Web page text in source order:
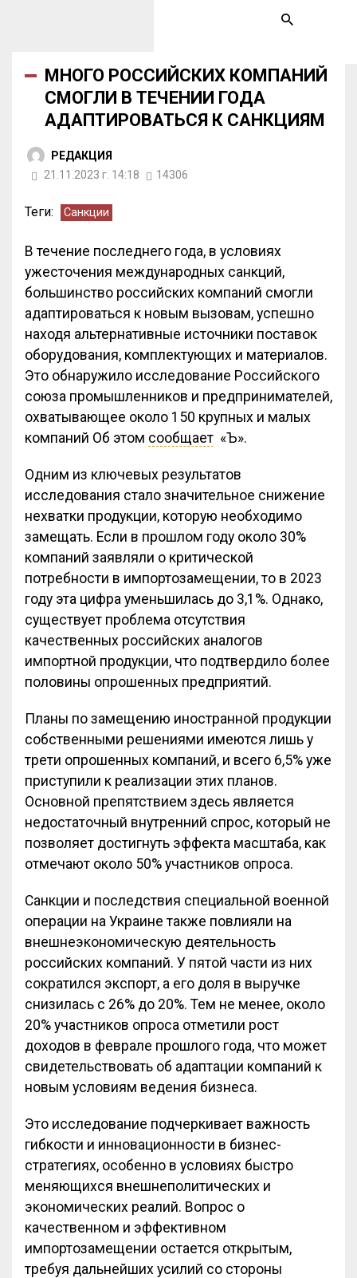
МНОГО РОССИЙСКИХ КОМПАНИЙ
СМОГЛИ В ТЕЧЕНИИ ГОДА
АДАПТИРОВАТЬСЯ К САНКЦИЯМ
РЕДАКЦИЯ
21.11.2023 г. 14:18
14306
Теги: Санкции
В течение последнего года, в условиях
ужесточения международных санкций,
большинство российских компаний смогли
адаптироваться к новым вызовам, успешно
находя альтернативные источники поставок
оборудования, комплектующих и материалов.
Это обнаружило исследование Российского
союза промышленников и предпринимателей,
охватывающее около 150 крупных и малых
компаний Об этом сообщает «Ъ».
Одним из ключевых результатов
исследования стало значительное снижение
нехватки продукции, которую необходимо
замещать. Если в прошлом году около 30%
компаний заявляли о критической
потребности в импортозамещении, то в 2023
году эта цифра уменьшилась до 3,1%. Однако,
существует проблема отсутствия
качественных российских аналогов
импортной продукции, что подтвердило более
половины опрошенных предприятий.
Планы по замещению иностранной продукции
собственными решениями имеются лишь у
трети опрошенных компаний, и всего 6,5% уже
приступили к реализации этих планов.
Основной препятствием здесь является
недостаточный внутренний спрос, который не
позволяет достигнуть эффекта масштаба, как
отмечают около 50% участников опроса.
Санкции и последствия специальной военной
операции на Украине также повлияли на
внешнеэкономическую деятельность
российских компаний. У пятой части из них
сократился экспорт, а его доля в выручке
снизилась с 26% до 20%. Тем не менее, около
20% участников опроса отметили рост
доходов в феврале прошлого года, что может
свидетельствовать об адаптации компаний к
новым условиям ведения бизнеса.
Это исследование подчеркивает важность
гибкости и инновационности в бизнес-
стратегиях, особенно в условиях быстро
меняющихся внешнеполитических и
экономических реалий. Вопрос о
качественном и эффективном
импортозамещении остается открытым,
требуя дальнейших усилий со стороны